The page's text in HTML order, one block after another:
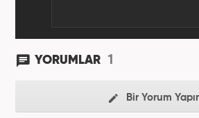
YORUMLAR 1
Bir Yorum